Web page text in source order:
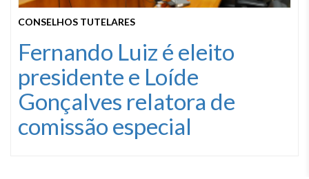
CONSELHOS TUTELARES
Fernando Luiz é eleito
presidente e Loíde
Gonçalves relatora de
comissão especial